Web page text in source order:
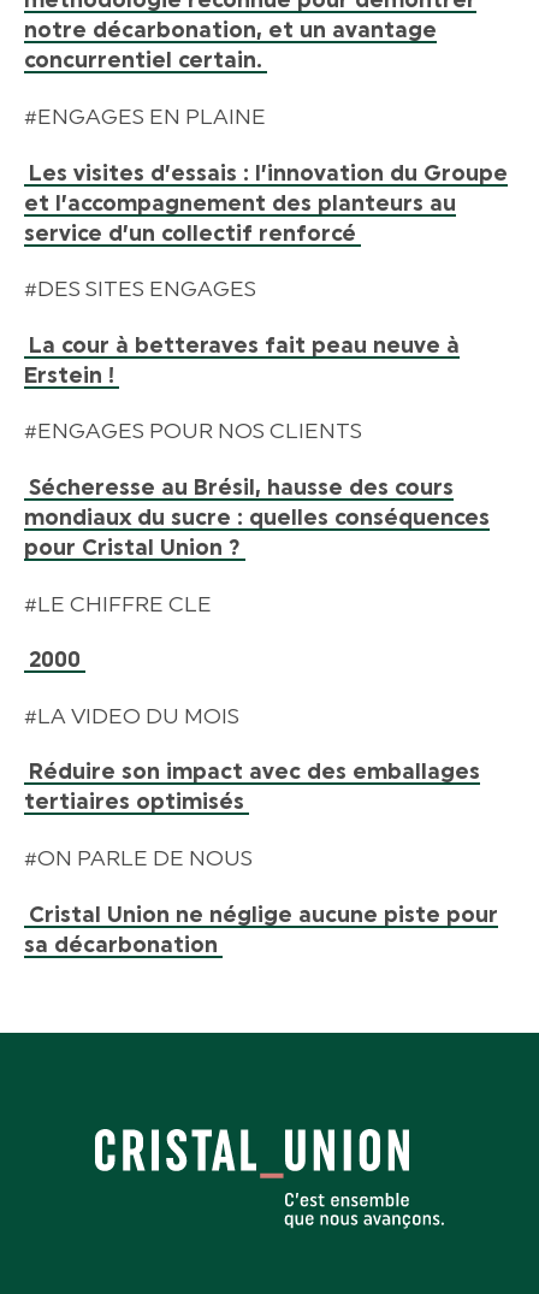
notre décarbonation, et un avantage
concurrentiel certain.
#ENGAGES EN PLAINE
Les visites d’essais : l’innovation du Groupe
et l’accompagnement des planteurs au
service d’un collectif renforcé
#DES SITES ENGAGES
La cour à betteraves fait peau neuve à
Erstein !
#ENGAGES POUR NOS CLIENTS
Sécheresse au Brésil, hausse des cours
mondiaux du sucre : quelles conséquences
pour Cristal Union ?
#LE CHIFFRE CLE
2000
#LA VIDEO DU MOIS
Réduire son impact avec des emballages
tertiaires optimisés
#ON PARLE DE NOUS
Cristal Union ne néglige aucune piste pour
sa décarbonation